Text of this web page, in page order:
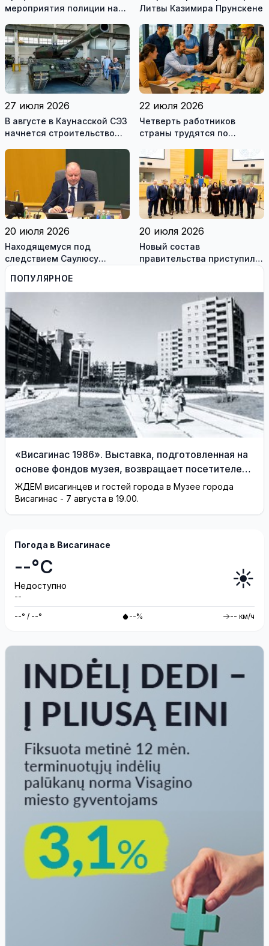
мероприятия полиции на
Литвы Казимира Прунскене
27 июля 2026
В августе в Каунасской СЭЗ
начнется строительство
22 июля 2026
Четверть работников
страны трудятся по
это выгодно и
сотрудникам, и
работодателям
20 июля 2026
Находящемуся под
следствием Саулюсу
Сквернялису временно
разрешили выехать за
границу
20 июля 2026
Новый состав
правительства приступил к
ПОПУЛЯРНОЕ
«Висагинас 1986». Выставка, подготовленная на
основе фондов музея, возвращает посетителей
на 40 лет назад
ЖДЕМ висагинцев и гостей города в Музее города
Висагинас - 7 августа в 19.00.
Погода в Висагинасе
--°C
Недоступно
--
☀️
--° / --° --% -- км/ч